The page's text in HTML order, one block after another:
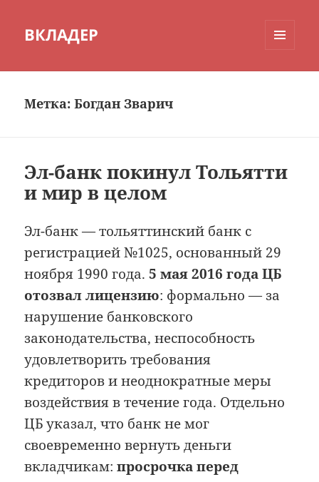
ВКЛАДЕР
Метка:Богдан Зварич
Эл-банк покинул Тольятти
и мир в целом
Эл-банк — тольяттинский банк с
регистрацией №1025, основанный 29
ноября 1990 года.5 мая 2016 года ЦБ
отозвал лицензию: формально — за
нарушение банковского
законодательства, неспособность
удовлетворить требования
кредиторов и неоднократные меры
воздействия в течение года. Отдельно
ЦБ указал, что банк не мог
своевременно вернуть деньги
вкладчикам:просрочка перед